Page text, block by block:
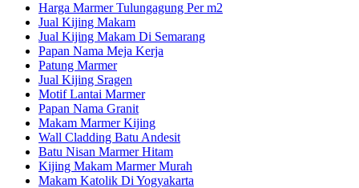
Harga Marmer Tulungagung Per m2
Jual Kijing Makam
Jual Kijing Makam Di Semarang
Papan Nama Meja Kerja
Patung Marmer
Jual Kijing Sragen
Motif Lantai Marmer
Papan Nama Granit
Makam Marmer Kijing
Wall Cladding Batu Andesit
Batu Nisan Marmer Hitam
Kijing Makam Marmer Murah
Makam Katolik Di Yogyakarta